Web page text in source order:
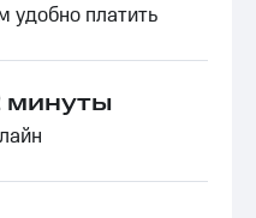
удобно платить
минуты